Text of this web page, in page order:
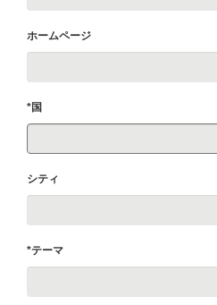
ホームページ
*国
シティ
*テーマ